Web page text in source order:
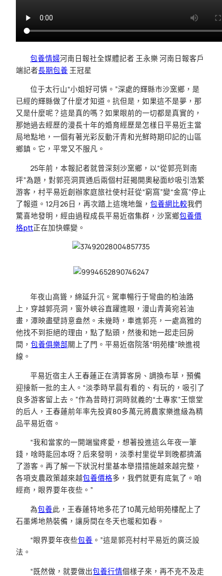
包養情婦河南日報社全媒體記者 王永樂 河南日報客戶
端記者長期包養 王冠星
位于太行山“小姐好可憐。”深處的輝縣市沙窯鄉，是
已經的輝縣做了什麼才知道。抗但是，如果這不是夢，那
又是什麼呢？這是真的嗎？如果眼前的一切都是真實的，
那她過去經歷的漫長十年的婚育經歷是怎樣日平易近主當
局地點地，一個有著光彩反動汗青和光鮮時期印記的山區
鄉鎮。它，平常又不服凡。
25年前，本報記者就曾深刻沙窯鄉，以“從郭亮到南
坪”為題，對郭亮洞買通后兩個村莊揭開奧秘面紗吸引浩繁
游客，村平易近創辦家庭旅社使村莊從“窮窩”變“金窩”停止
了報道。12月26日，再次踏上這塊地盤， 包養網比較我們
驚喜地發明，經由過程成長平易近宿集群，沙窯鄉包養價
格ptt正在加快蝶變。
年夜山高聳，綿延升沉。駕車暢行于彎曲的柏油路
上，穿越郭亮洞，窗外峽谷直躍進眼，漫山青黃宛若油
畫，潭映盡壁詩意盎然。未幾時，車進郭亮，一處高雅的
他找不到拒絕的理由，點了點頭，然後和她一起走回房
間， 包養俱樂部關上了門。平易近宿院落“明苑樓”映進視
線。
平易近宿主人王春蓮正在清算客房、調換布草，預備
迎接新一批的主人。“淡季時早晨有看的、有玩的，吸引了
良多游客留上去。”作為昔時打洞時就義的“土專家”王懷堂
的后人，王春蓮前年率先投資80多萬元將農家樂進級為精
品平易近宿。
“我和當家的一開端蠻疼愛，想著投進這么年夜一筆
錢，啥時能回本呀？后來發明，淡季村里從早到晚都擠滿
了游客。再了解一下狀況村里基本舉措措施越來越完整，
各項支農政策越來越包養價格多，我們就更有底氣了。咱
經商，眼界要年夜些。”
為包養此，王春蓮特地多花了10萬元給明苑樓配上了
石墨烯地熱裝備，讓房間在冬天也暖和如春。
“眼界要年夜些包養 。”這是郭亮村村平易近的廣泛設
法。
“既然做，就要做出包養行情個樣子來，再不克不及走